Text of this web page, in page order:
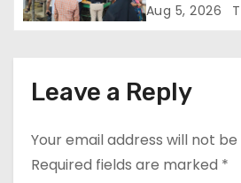
Aug 5, 2026
Leave a Reply
Your email address will not be
Required fields are marked *